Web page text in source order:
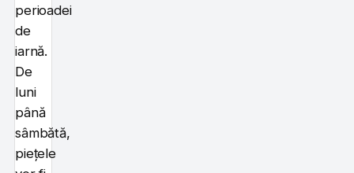
perioadei
de
iarnă.
De
luni
până
sâmbătă,
piețele